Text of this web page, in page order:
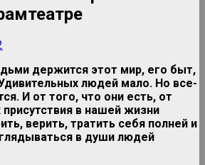
держится этот мир, его быт,
людей мало. Но все-
И от того, что они есть, от
в нашей жизни
верить, тратить себя полней и
в души людей